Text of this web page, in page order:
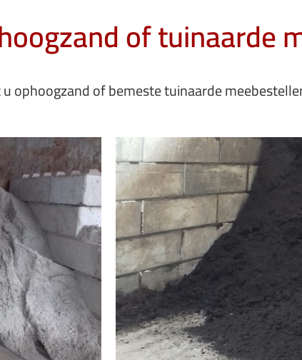
of tuinaarde
ophoogzand of bemeste tuinaarde